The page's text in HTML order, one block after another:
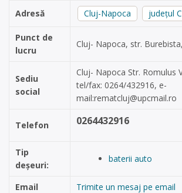
Adresă Cluj-Napoca județul
Punct de
lucru
Cluj- Napoca, str.
Sediu
social
Cluj- Napoca Str. Romulus
tel/fax: 0264/432916, e-
mail:rematcluj@upcmail.ro
Telefon 0264432916
Tip
deșeuri:
baterii auto
Email
Trimite un mesaj pe email